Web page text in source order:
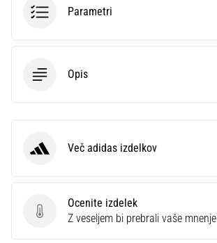
Parametri
Opis
Ocenite izdelek
Ocenite izdelek
Z veseljem bi prebrali vaše mnenje
adidas Več adidas izdelkov